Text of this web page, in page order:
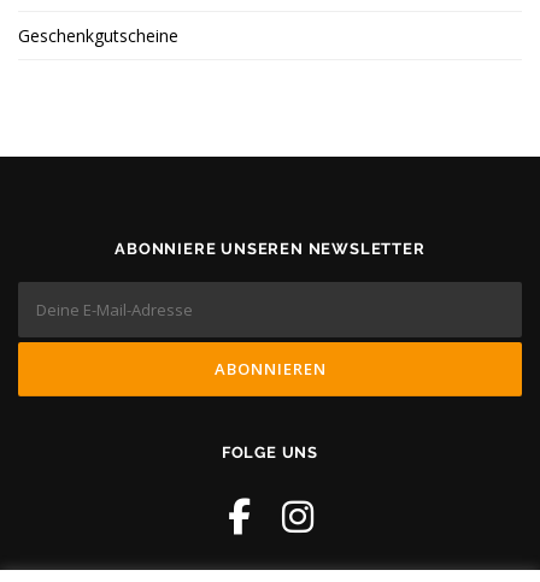
Geschenkgutscheine
ABONNIERE UNSEREN NEWSLETTER
FOLGE UNS